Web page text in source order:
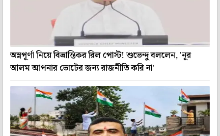
অন্নপূর্ণা নিয়ে বিভ্রান্তিকর রিল পোস্ট! শুভেন্দু বললেন, 'নূর
আলম আপনার ভোটের জন্য রাজনীতি করি না'